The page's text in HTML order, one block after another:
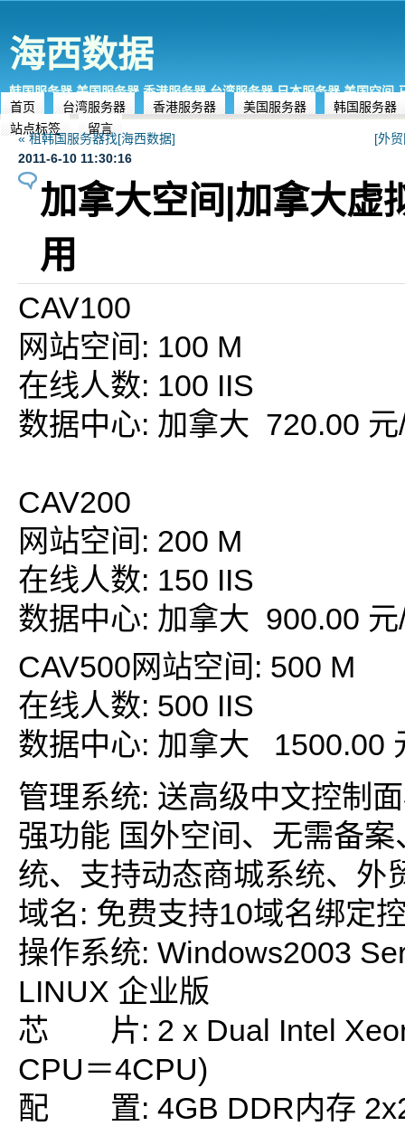
海西数据
韩国服务器,美国服务器,香港服务器,台湾服务器,日本服务器,美国空间
首页
台湾服务器 香港服务器 美国服务器
韩国服务器
站点标签
留言
« 租韩国服务器找[海西数据]
[外
2011-6-10 11:30:16
加拿大空间|加拿大虚
用
CAV100
网站空间: 100 M
在线人数: 100 IIS
数据中心: 加拿大 720.00 元
CAV200
网站空间: 200 M
在线人数: 150 IIS
数据中心: 加拿大 900.00 元
CAV500网站空间: 500 M
在线人数: 500 IIS
数据中心: 加拿大 1500.00
管理系统: 送高级中文控制
强功能 国外空间、无需备
统、支持动态商城系统、外
域名: 免费支持10域名绑定
操作系统: Windows2003
LINUX 企业版
芯 片: 2 x Dual Intel
CPU＝4CPU)
配 置: 4GB DDR内存